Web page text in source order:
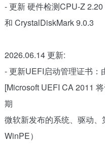
- 更新 硬件检测CPU-Z
和 CrystalDiskMark 9.0.3
2026.06.14 更新:
- 更新UEFI启动管理证书
[Microsoft UEFI CA 2011
期
微软新发布的系统、驱动
WinPE）